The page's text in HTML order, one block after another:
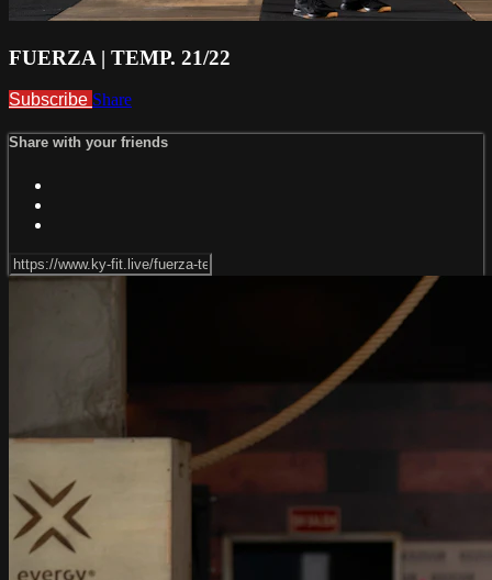
FUERZA | TEMP. 21/22
Subscribe Share
Share with your friends